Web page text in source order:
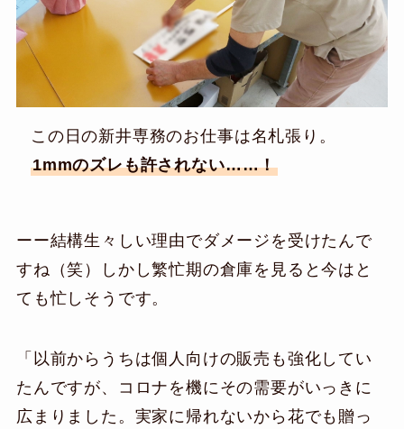
この日の新井専務のお仕事は名札張り。
1mmのズレも許されない……！
ーー結構生々しい理由でダメージを受けたんで
すね（笑）しかし繁忙期の倉庫を見ると今はと
ても忙しそうです。
「以前からうちは個人向けの販売も強化してい
たんですが、コロナを機にその需要がいっきに
広まりました。実家に帰れないから花でも贈っ